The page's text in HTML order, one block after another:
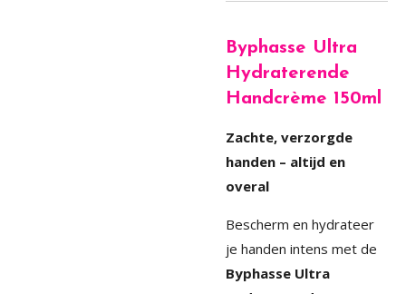
Byphasse Ultra
Hydraterende
Handcrème 150ml
Zachte, verzorgde
handen – altijd en
overal
Bescherm en hydrateer
je handen intens met de
Byphasse Ultra